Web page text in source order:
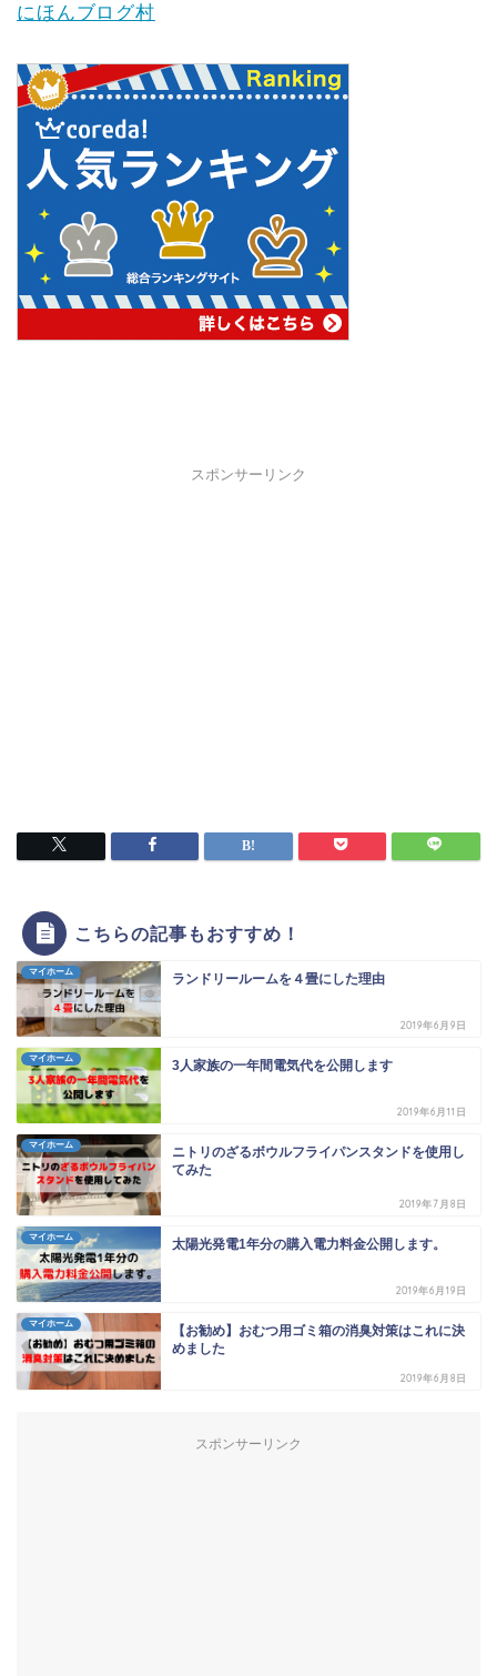
にほんブログ村
スポンサーリンク
こちらの記事もおすすめ！
マイホーム ランドリールームを４畳にした理由
2019年6月9日
マイホーム 3人家族の一年間電気代を公開します
2019年6月11日
マイホーム
ニトリのざるボウルフライパンスタンドを使用し
てみた
2019年7月8日
マイホーム 太陽光発電1年分の購入電力料金公開します。
2019年6月19日
マイホーム
【お勧め】おむつ用ゴミ箱の消臭対策はこれに決
めました
2019年6月8日
スポンサーリンク